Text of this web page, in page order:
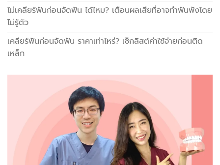
ไม่เคลียร์ฟันก่อนจัดฟัน ได้ไหม? เตือนผลเสียที่อาจทำฟันพังโดย
ไม่รู้ตัว
เคลียร์ฟันก่อนจัดฟัน ราคาเท่าไหร่? เช็กลิสต์ค่าใช้จ่ายก่อนติด
เหล็ก